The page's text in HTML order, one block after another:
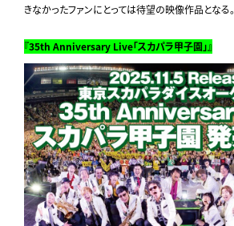
きなかったファンにとっては待望の映像作品となる。
『35th Anniversary Live「スカパラ甲子園」』